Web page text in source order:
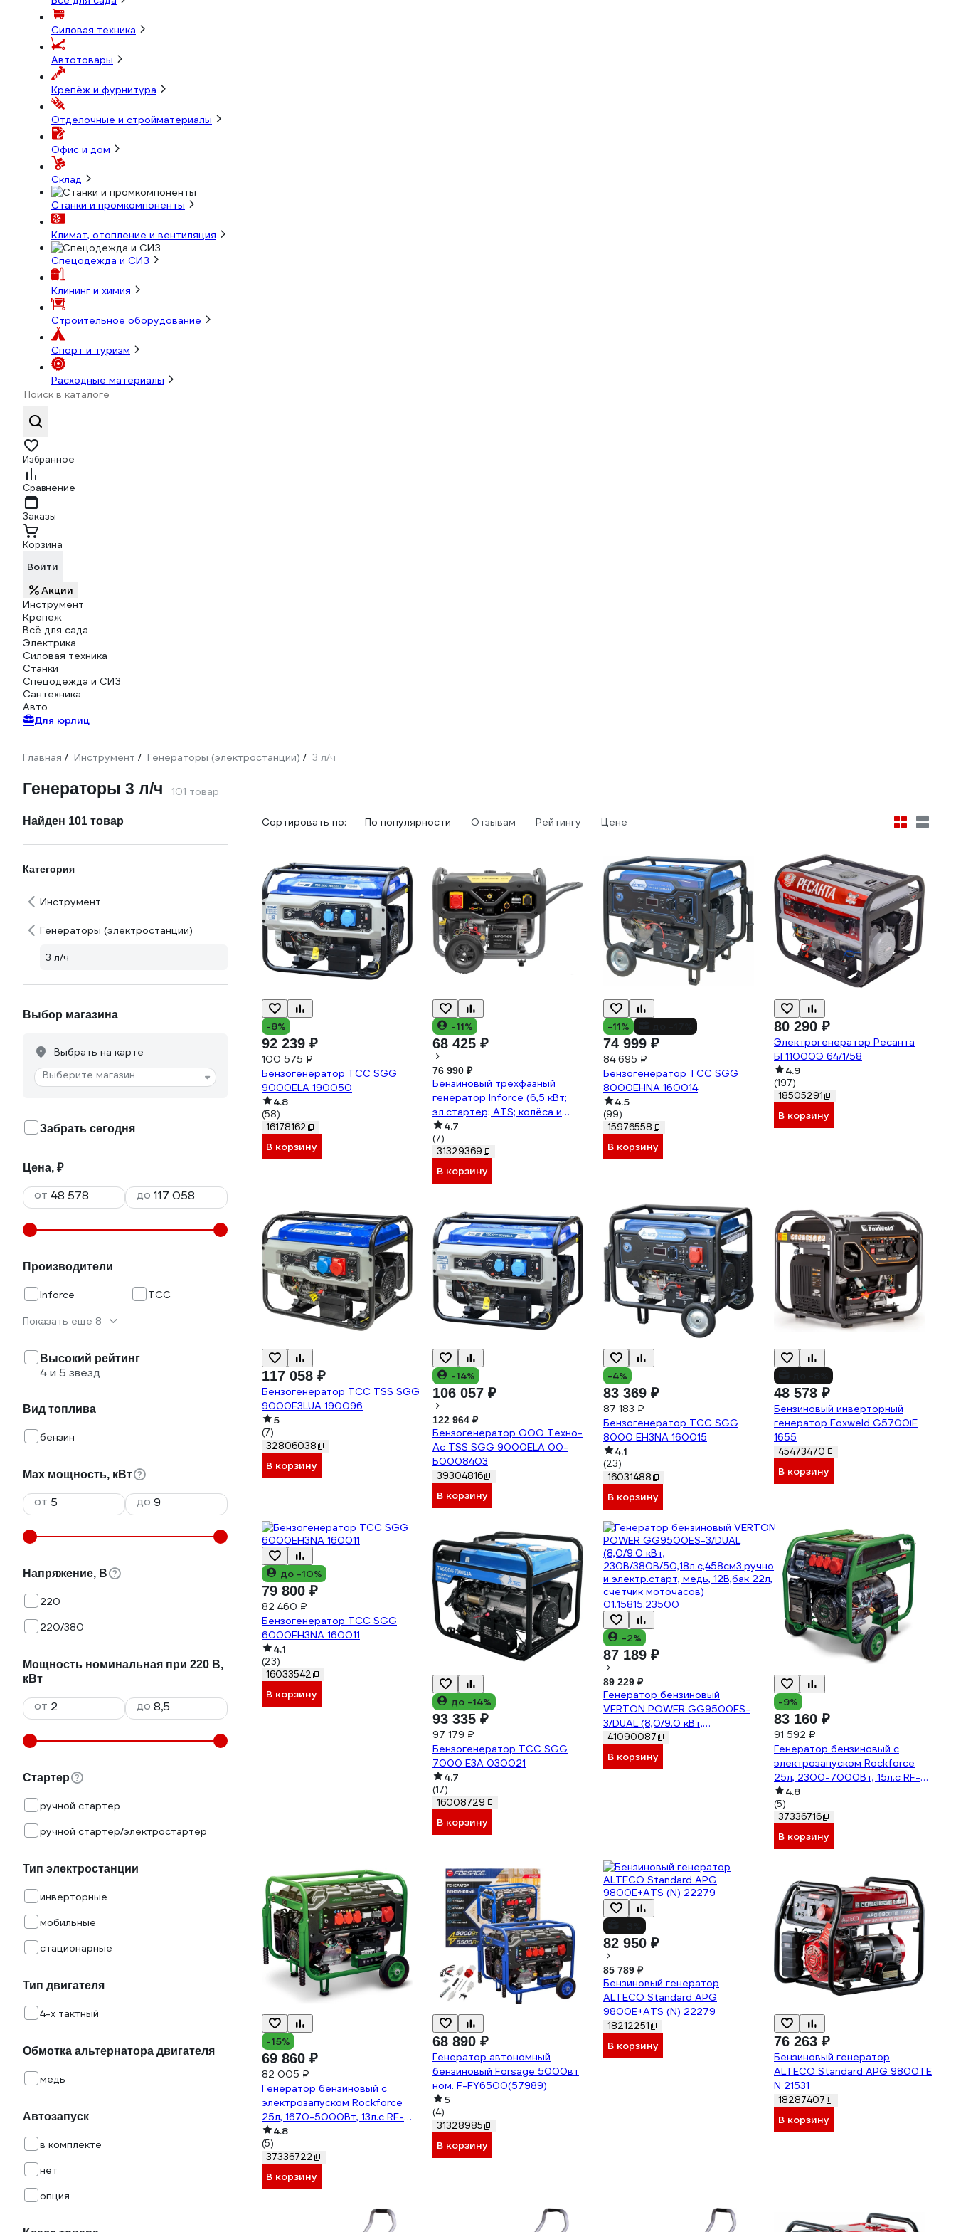
Силовая техника
Автотовары
Крепёж и фурнитура
Отделочные и стройматериалы
Офис и дом
Склад
Станки и промкомпоненты
Климат, отопление и вентиляция
Спецодежда и СИЗ
Клининг и химия
Строительное оборудование
Спорт и туризм
Расходные материалы
Избранное
Сравнение
Заказы
Корзина
Войти
Акции
Инструмент
Крепеж
Всё для сада
Электрика
Силовая техника
Станки
Спецодежда и СИЗ
Сантехника
Авто
Для юрлиц
Главная / Инструмент / Генераторы (электростанции) / 3 л/ч
Генераторы 3 л/ч 101 товар
Найден 101 товар
Категория
Инструмент
Генераторы (электростанции)
3 л/ч
Выбор магазина
Выбрать на карте
Выберите магазин
Забрать сегодня
Цена, ₽
от до
Производители
Inforce ТСС
Показать еще 8
Высокий рейтинг
4 и 5 звезд
Вид топлива
бензин
Max мощность, кВт
от до
Напряжение, В
220
220/380
Мощность номинальная при 220 В,
кВт
от до
Стартер
ручной стартер
ручной стартер/электростартер
Тип электростанции
инверторные
мобильные
стационарные
Тип двигателя
4-х тактный
Обмотка альтернатора двигателя
медь
Автозапуск
в комплекте
нет
опция
Сортировать по: По популярности Отзывам Рейтингу Цене
-8%
92 239 ₽
100 575 ₽
Бензогенератор ТСС SGG
9000ELA 190050
4.8
(58)
16178162
В корзину
-11%
68 425 ₽
76 990 ₽
Бензиновый трехфазный
генератор Inforce (6,5 кВт;
эл.стартер; ATS; колёса и
ручки) GL 6500E-3
4.7
(7)
31329369
В корзину
-11%
74 999 ₽
84 695 ₽
Бензогенератор ТСС SGG
8000EHNA 160014
4.5
(99)
15976558
В корзину
80 290 ₽
Электрогенератор Ресанта
БГ11000Э 64/1/58
4.9
(197)
18505291
В корзину
117 058 ₽
Бензогенератор ТСС TSS SGG
9000E3LUA 190096
5
(7)
32806038
В корзину
-14%
106 057 ₽
122 964 ₽
Бензогенератор ООО Техно-
Ас TSS SGG 9000ELА 00-
Б0008403
39304816
В корзину
-4%
83 369 ₽
87 183 ₽
Бензогенератор ТСС SGG
8000 EH3NA 160015
4.1
(23)
16031488
В корзину
48 578 ₽
Бензиновый инверторный
генератор Foxweld G5700iЕ
1655
45473470
В корзину
до -10%
79 800 ₽
82 460 ₽
Бензогенератор ТСС SGG
6000EH3NA 160011
4.1
(23)
16033542
В корзину
до -14%
93 335 ₽
97 179 ₽
Бензогенератор ТСС SGG
7000 E3A 030021
4.7
(17)
16008729
В корзину
-2%
87 189 ₽
89 229 ₽
Генератор бензиновый
VERTON POWER GG9500ES-
3/DUAL (8,0/9.0 кВт,
230В/380В/50,18л.с,458см3.ручной
и электр.старт, медь, 12В,бак
22л, счетчик моточасов)
41090087
В корзину
-9%
83 160 ₽
91 592 ₽
Генератор бензиновый с
электрозапуском Rockforce
25л, 2300-7000Вт, 15л.с RF-
FY8500(60804)
4.8
(5)
37336716
В корзину
-15%
69 860 ₽
82 005 ₽
Генератор бензиновый с
электрозапуском Rockforce
25л, 1670-5000Вт, 13л.с RF-
FY6500(60803)
4.8
(5)
37336722
В корзину
68 890 ₽
Генератор автономный
бензиновый Forsage 5000вт
ном. F-FY6500(57989)
5
(4)
31328985
В корзину
82 950 ₽
85 789 ₽
Бензиновый генератор
ALTECO Standard APG
9800E+ATS (N) 22279
18212251
В корзину 76 263 ₽
Бензиновый генератор
ALTECO Standard APG 9800TE
N 21531
18287407
В корзину